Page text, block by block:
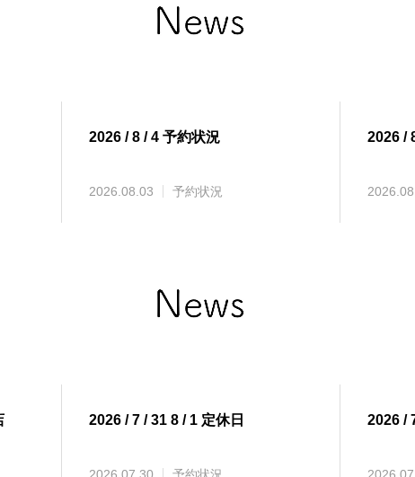
2026 / 8 / 4 予約状況
2026.08.03 予約状況
2026 /
2026 / 7 / 31 8 / 1 定休日
2026.07.30 予約状況
2026 /